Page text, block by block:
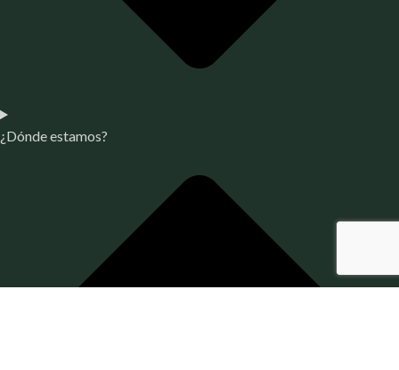
¿Dónde estamos?